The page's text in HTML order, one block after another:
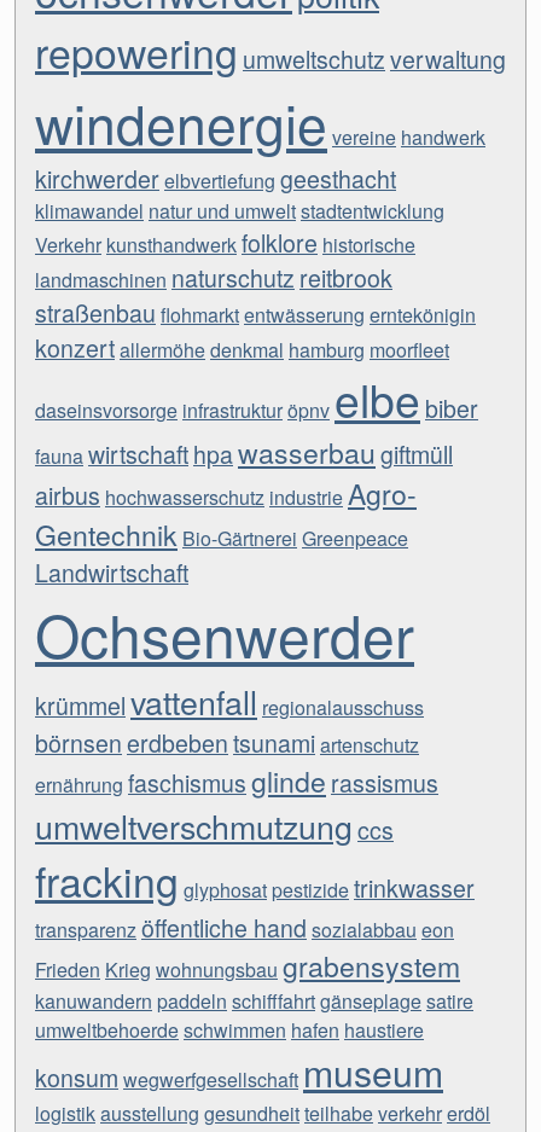
repowering umweltschutzverwaltung
windenergie vereine handwerk
kirchwerderelbvertiefung geesthacht
klimawandel natur und umweltstadtentwicklung
Verkehr kunsthandwerkfolklore historische
landmaschinen naturschutz reitbrook
straßenbau flohmarktentwässerung erntekönigin
konzertallermöhedenkmal hamburg moorfleet
daseinsvorsorge infrastrukturöpnv elbe biber
faunawirtschafthpawasserbau giftmüll
airbus hochwasserschutz industrieAgro-
Gentechnik Bio-Gärtnerei Greenpeace
Landwirtschaft
Ochsenwerder
krümmelvattenfall regionalausschuss
börnsenerdbebentsunamiartenschutz
ernährung faschismusglinde rassismus
umweltverschmutzung ccs
fracking glyphosat pestizidetrinkwasser
transparenzöffentliche hand sozialabbau eon
Frieden Krieg wohnungsbau grabensystem
kanuwandern paddeln schifffahrtgänseplagesatire
umweltbehoerdeschwimmen hafen haustiere
konsum wegwerfgesellschaft museum
logistikausstellung gesundheitteilhabeverkehrerdöl